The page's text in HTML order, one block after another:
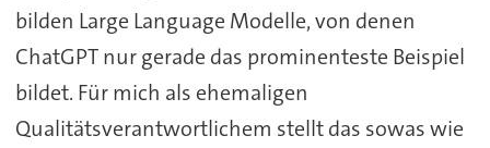
bilden Large Language Modelle, von denen
ChatGPT nur gerade das prominenteste Beispiel
bildet. Für mich als ehemaligen
Qualitätsverantwortlichem stellt das sowas wie